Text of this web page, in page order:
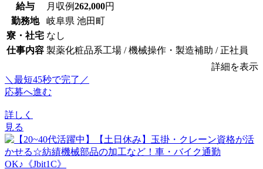
給与 月収例262,000円
勤務地
岐阜県 池田町
寮・社宅 なし
仕事内容 製薬化粧品系工場 / 機械操作・製造補助 / 正社員
詳細を表示
＼最短45秒で完了／
応募へ進む
詳しく
見る